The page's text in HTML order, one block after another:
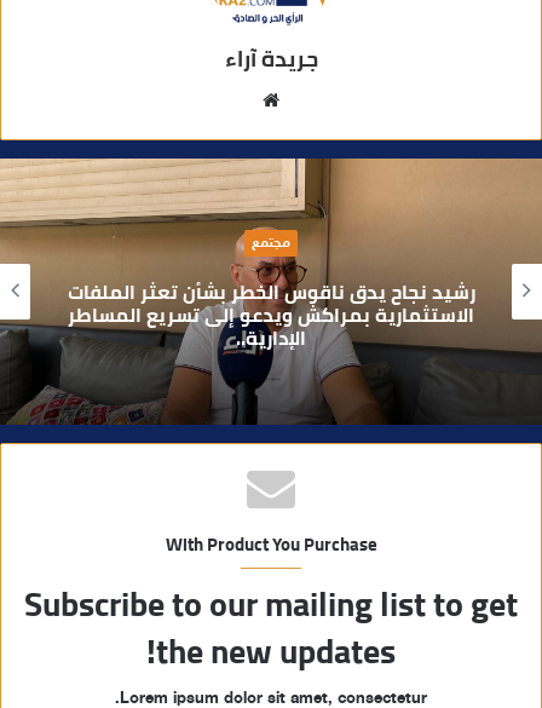
جريدة آراء
ق
ع
ا
ل
و
ي
ب
مجتمع
رشيد نجاح يدق ناقوس الخطر بشأن تعثر الملفات
الاستثمارية بمراكش ويدعو إلى تسريع المساطر
الإدارية..
With Product You Purchase
Subscribe to our mailing list to get
the new updates!
Lorem ipsum dolor sit amet, consectetur.